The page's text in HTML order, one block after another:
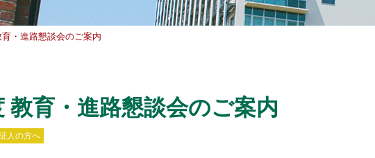
・進路懇談会のご案内
教育・進路懇談会のご案内
人の方へ